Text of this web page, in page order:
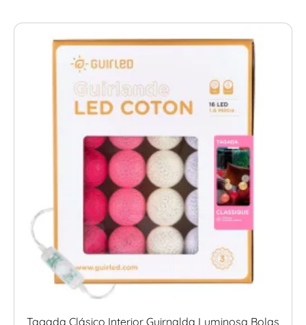
Tagada Clásico Interior Guirnalda Luminosa Bolas